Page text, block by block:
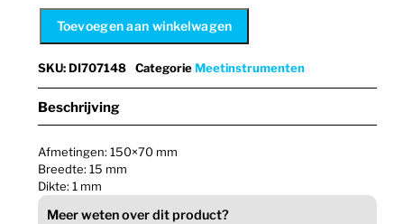
Toevoegen aan winkelwagen
SKU:DI707148 CategorieMeetinstrumenten
Beschrijving
Afmetingen: 150×70 mm
Breedte: 15 mm
Dikte: 1 mm
Meer weten over dit product?